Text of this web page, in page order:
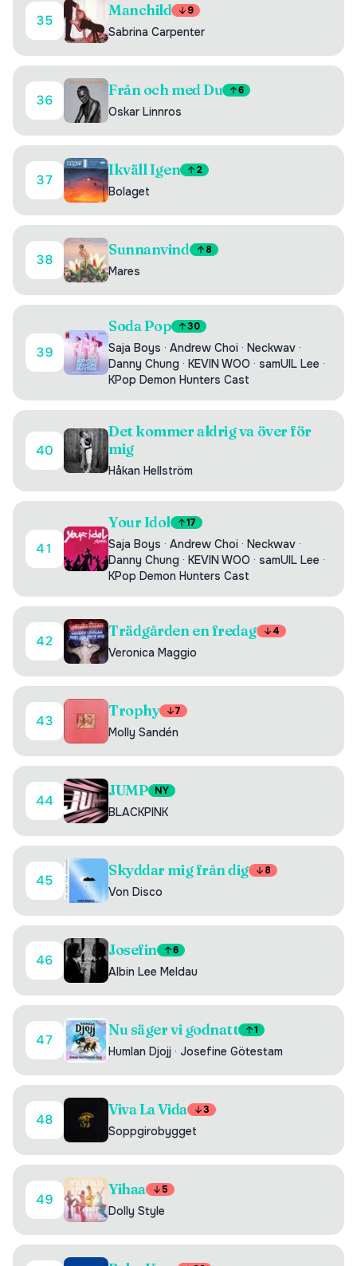
35
Manchild 9
Sabrina Carpenter
36
Från och med Du 6
Oskar Linnros
37
Ikväll Igen 2
Bolaget
38
Sunnanvind 8
Mares
39
Soda Pop 30
Saja Boys · Andrew Choi · Neckwav ·
Danny Chung · KEVIN WOO · samUIL Lee ·
KPop Demon Hunters Cast
40
Det kommer aldrig va över för
mig
Håkan Hellström
41
Your Idol 17
Saja Boys · Andrew Choi · Neckwav ·
Danny Chung · KEVIN WOO · samUIL Lee ·
KPop Demon Hunters Cast
42
Trädgården en fredag 4
Veronica Maggio
43
Trophy 7
Molly Sandén
44
JUMP NY
BLACKPINK
45
Skyddar mig från dig 8
Von Disco
46
Josefin 6
Albin Lee Meldau
47
Nu säger vi godnatt 1
Humlan Djojj · Josefine Götestam
48
Viva La Vida 3
Soppgirobygget
49
Yihaa 5
Dolly Style